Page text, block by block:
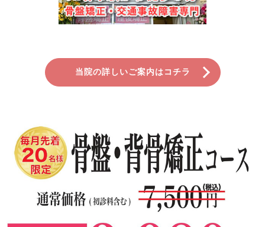
当院の詳しいご案内はコチラ